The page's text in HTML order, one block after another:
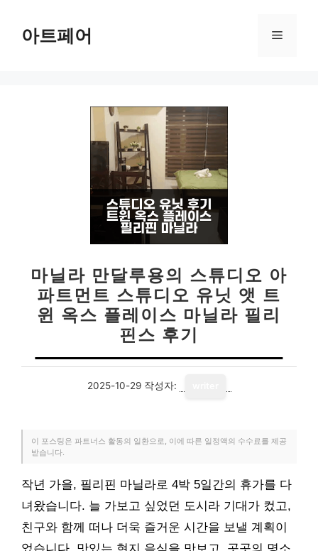
아트페어 메
마닐라 만달루용의 스튜디오 아
파트먼트 스튜디오 유닛 앳 트
윈 옥스 플레이스 마닐라 필리
핀스 후기
2025-10-29 작성자:
이 포스팅은 파트너스 활동의 일환으로, 이에 따른 일정액의 수수료를 제공
받습니다.
작년 가을, 필리핀 마닐라로 4박 5일간의 휴가를 다
녀왔습니다. 늘 가보고 싶었던 도시라 기대가 컸고,
친구와 함께 떠나 더욱 즐거운 시간을 보낼 계획이